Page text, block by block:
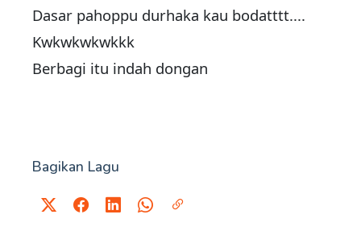
Dasar pahoppu durhaka kau bodatttt....
Kwkwkwkwkkk
Berbagi itu indah dongan
Bagikan Lagu